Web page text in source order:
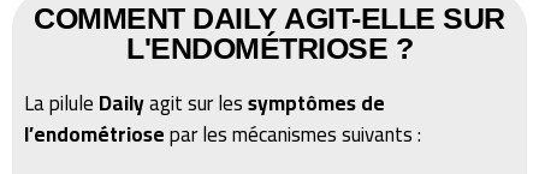
COMMENT DAILY AGIT-ELLE SUR
L'ENDOMÉTRIOSE ?
La piluleDailyagit sur lessymptômes de
l’endométriosepar les mécanismes suivants :